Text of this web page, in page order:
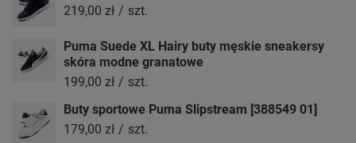
219,00 zł / szt.
Puma Suede XL Hairy buty męskie sneakersy
skóra modne granatowe
199,00 zł / szt.
Buty sportowe Puma Slipstream [388549 01]
179,00 zł / szt.